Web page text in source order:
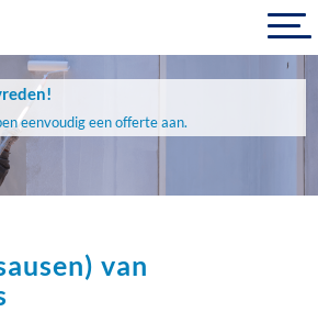
eenvoudig een offerte aan.
van